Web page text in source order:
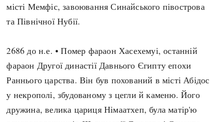
місті Мемфіс, завоювання Синайського півострова
та Північної Нубії.
2686 до н.е. • Помер фараон Хасехемуі, останній
фараон Другої династії Давнього Єгипту епохи
Раннього царства. Він був похований в місті Абідос
у некрополі, збудованому з цегли й каменю. Його
дружина, велика цариця Німаатхеп, була матір'ю